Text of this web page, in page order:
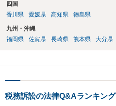
四国
香川県
愛媛県 高知県 徳島県
九州・沖縄
福岡県
佐賀県 長崎県 熊本県 大分県
税務訴訟の法律Q&Aランキング